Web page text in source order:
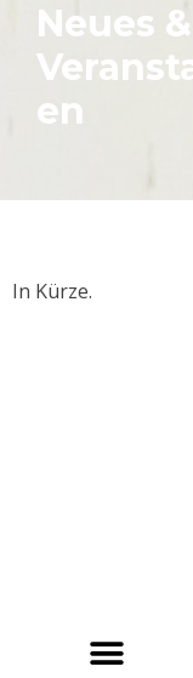
Neues &
en
In Kürze.